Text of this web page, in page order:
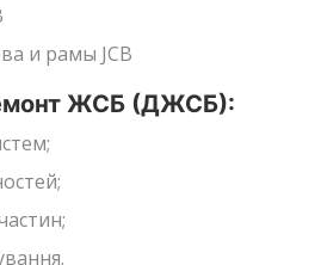
и рамы JCB
ЖСБ (ДЖСБ):